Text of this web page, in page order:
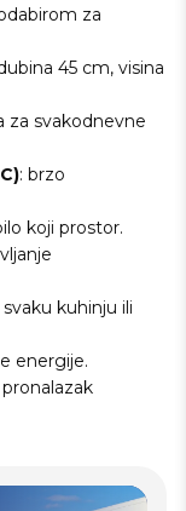
za
45 cm, visina
za svakodnevne
: brzo
koji prostor.
kuhinju ili
energije.